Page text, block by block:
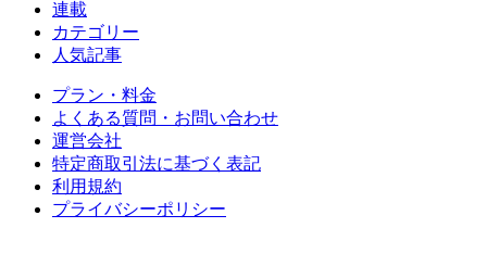
連載
カテゴリー
人気記事
プラン・料金
よくある質問・お問い合わせ
運営会社
特定商取引法に基づく表記
利用規約
プライバシーポリシー